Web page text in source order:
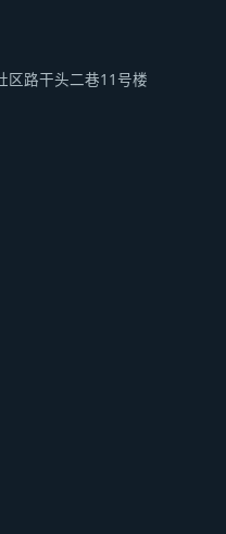
区路干头二巷11号楼